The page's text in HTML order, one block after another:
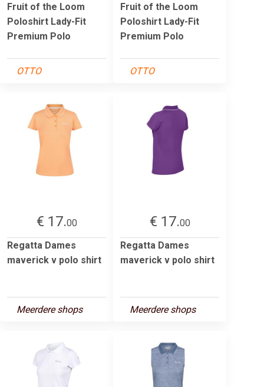
Fruit of the Loom
Poloshirt Lady-Fit
Premium Polo
OTTO
Fruit of the Loom
Poloshirt Lady-Fit
Premium Polo
OTTO
€ 17.00
Regatta Dames
maverick v polo shirt
Meerdere shops
€ 17.00
Regatta Dames
maverick v polo shirt
Meerdere shops